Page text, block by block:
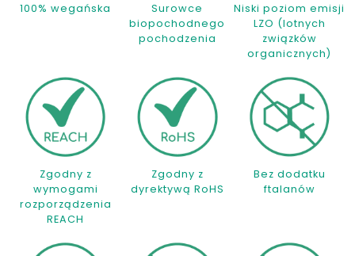
100% wegańska
Surowce
biopochodnego
pochodzenia
Niski poziom emisji
LZO (lotnych
związków
organicznych)
Zgodny z
wymogami
rozporządzenia
REACH
Zgodny z
dyrektywą RoHS
Bez dodatku
ftalanów